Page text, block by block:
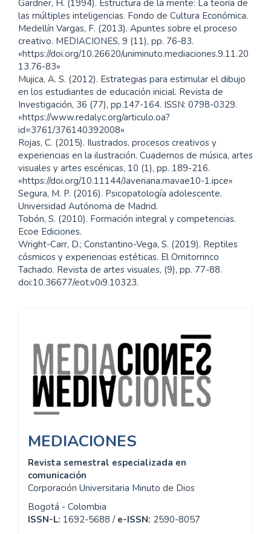
Gardner, H. (1994). Estructura de la mente: La teoría de
las múltiples inteligencias. Fondo de Cultura Económica.
Medellín Vargas, F. (2013). Apuntes sobre el proceso
creativo. MEDIACIONES, 9 (11), pp. 76-83.
«https://doi.org/10.26620/uniminuto.mediaciones.9.11.20
13.76-83»
Mujica, A. S. (2012). Estrategias para estimular el dibujo
en los estudiantes de educación inicial. Revista de
Investigación, 36 (77), pp.147-164. ISSN: 0798-0329.
«https://www.redalyc.org/articulo.oa?
id=3761/376140392008»
Rojas, C. (2015). Ilustrados, procesos creativos y
experiencias en la ilustración. Cuadernos de música, artes
visuales y artes escénicas, 10 (1), pp. 189-216.
«https://doi.org/10.11144/Javeriana.mavae10-1.ipce»
Segura, M. P. (2016). Psicopatología adolescente.
Universidad Autónoma de Madrid.
Tobón, S. (2010). Formación integral y competencias.
Ecoe Ediciones.
Wright-Carr, D.; Constantino-Vega, S. (2019). Reptiles
cósmicos y experiencias estéticas. El Ornitorrinco
Tachado. Revista de artes visuales, (9), pp. 77-88.
doi:10.36677/eot.v0i9.10323.
MEDIACIONES
Revista semestral especializada en
comunicación
Corporación Universitaria Minuto de Dios
Bogotá - Colombia
ISSN-L: 1692-5688 / e-ISSN: 2590-8057